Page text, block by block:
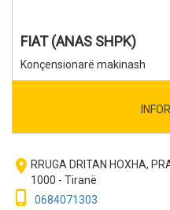
FIAT (ANAS SHPK)
Konçensionarë makinash
room RRUGA DRITAN HOXHA,
1000 - Tiranë
phone_iphone 0684071303